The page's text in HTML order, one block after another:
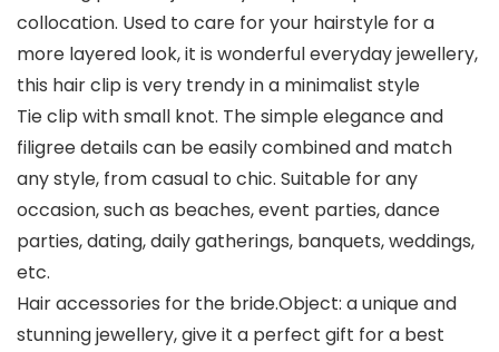
collocation. Used to care for your hairstyle for a
more layered look, it is wonderful everyday jewellery,
this hair clip is very trendy in a minimalist style
Tie clip with small knot. The simple elegance and
filigree details can be easily combined and match
any style, from casual to chic. Suitable for any
occasion, such as beaches, event parties, dance
parties, dating, daily gatherings, banquets, weddings,
etc.
Hair accessories for the bride.Object: a unique and
stunning jewellery, give it a perfect gift for a best